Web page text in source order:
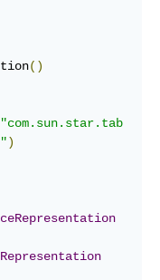
()
"com.sun.star.tab
)